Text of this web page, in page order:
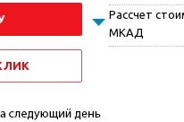
Рассчет
МКАД